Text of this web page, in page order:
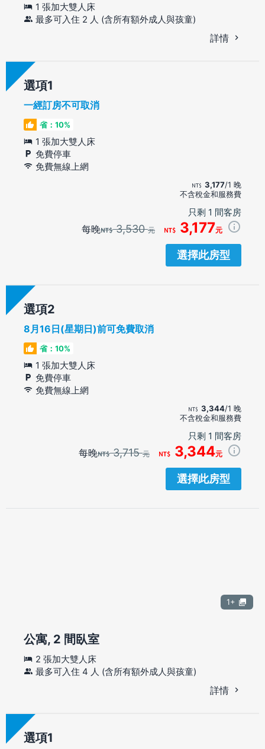
1 張加大雙人床
最多可入住 2 人 (含所有額外成人與孩童)
詳情
選項
一經訂房不可取消
省：10%
1 張加大雙人床
免費停車
免費無線上網
3,177/1 晚
不含稅金和服務費
只剩 1 間客房
每晚 3,530元 3,177元
選擇此房型
選項
8月16日(星期日)前可免費取消
省：10%
1 張加大雙人床
免費停車
免費無線上網
3,344/1 晚
不含稅金和服務費
只剩 1 間客房
每晚 3,715元 3,344元
選擇此房型
1+
公寓, 2 間臥室
2 張加大雙人床
最多可入住 4 人 (含所有額外成人與孩童)
詳情
選項